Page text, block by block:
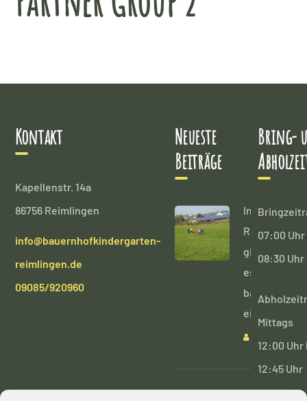
Kontakt
Kapellenstr. 14a
86756 Reimlingen
info@bauernhofkindergarten-
reimlingen.de
09085/920960
Neueste
Beiträge
In
Reimlingen
gibt
es
bald
einen
Bring-
07:00
08:30 Uhr
Mittags
12:00 Uhr
12:45 Uhr